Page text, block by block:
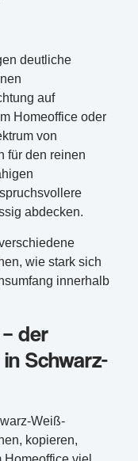
deutliche
auf
Homeoffice oder
von
für den reinen
abdecken.
wie stark sich
innerhalb
der
Schwarz-
Weiß-
kopieren,